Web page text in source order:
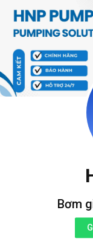
qua
dung
Bơm